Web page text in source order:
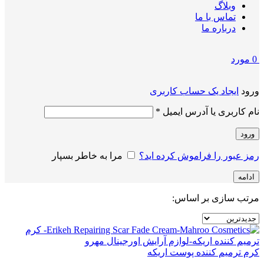
وبلاگ
تماس با ما
درباره ما
0 مورد
ورود ایجاد یک حساب کاربری
نام کاربری یا آدرس ایمیل *
ورود
رمز عبور را فراموش کرده اید؟ مرا به خاطر بسپار
ادامه
مرتب سازی بر اساس:
کرم ترمیم کننده پوست اریکه